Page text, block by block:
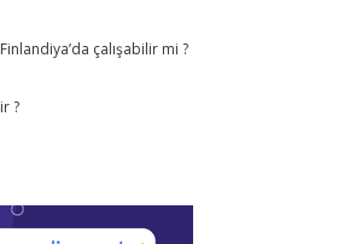
çalışabilir mi ?
?